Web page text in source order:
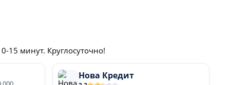
15 минут. Круглосуточно!
Нова Кредит